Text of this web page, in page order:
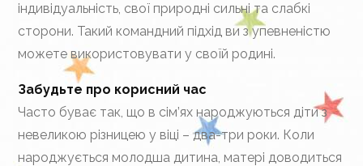
індивідуальність, свої природні сильні та слабкі
сторони. Такий командний підхід ви з упевненістю
можете використовувати у своїй родині.
Забудьте про корисний час
Часто буває так, що в сім’ях народжуються діти з
невеликою різницею у віці – два-три роки. Коли
народжується молодша дитина, матері доводиться